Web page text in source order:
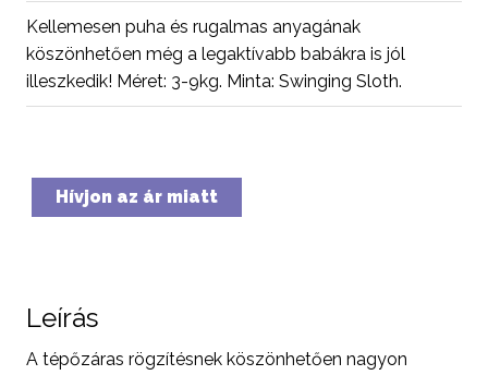
Kellemesen puha és rugalmas anyagának
köszönhetően még a legaktívabb babákra is jól
illeszkedik! Méret: 3-9kg. Minta: Swinging Sloth.
Hívjon az ár miatt
Leírás
A tépőzáras rögzítésnek köszönhetően nagyon